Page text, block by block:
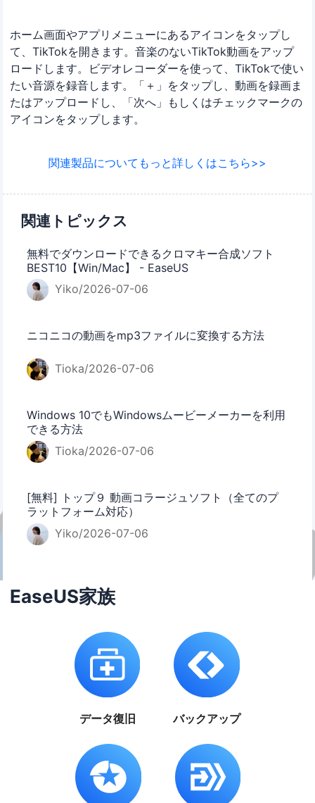
ホーム画面やアプリメニューにあるアイコンをタップし
て、TikTokを開きます。音楽のないTikTok動画をアップ
ロードします。ビデオレコーダーを使って、TikTokで使い
たい音源を録音します。「＋」をタップし、動画を録画ま
たはアップロードし、「次へ」もしくはチェックマークの
アイコンをタップします。
関連製品についてもっと詳しくはこちら>>
関連トピックス
無料でダウンロードできるクロマキー合成ソフト
BEST10【Win/Mac】 - EaseUS
Yiko/2026-07-06
ニコニコの動画をmp3ファイルに変換する方法
Tioka/2026-07-06
Windows 10でもWindowsムービーメーカーを利用
できる方法
Tioka/2026-07-06
[無料] トップ９ 動画コラージュソフト（全てのプ
ラットフォーム対応）
Yiko/2026-07-06
EaseUS家族
データ復旧 バックアップ